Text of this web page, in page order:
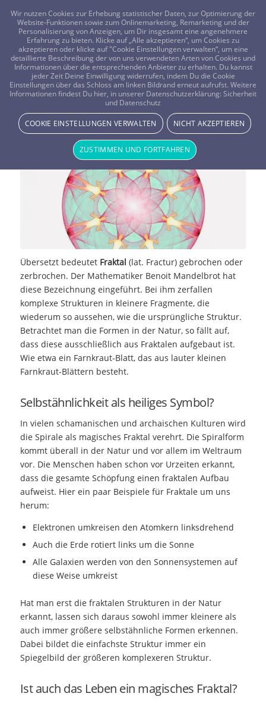
FRAGEN? KOSTENLOS ANRUFEN: 0800-8478266
Magie der mathematischen
Fraktale?
SPIRITUELLE HILFSMITTEL
Übersetzt bedeutet Fraktal (lat. Fractur) gebrochen oder
zerbrochen. Der Mathematiker Benoit Mandelbrot hat
diese Bezeichnung eingeführt. Bei ihm zerfallen
komplexe Strukturen in kleinere Fragmente, die
wiederum so aussehen, wie die ursprüngliche Struktur.
Betrachtet man die Formen in der Natur, so fällt auf,
dass diese ausschließlich aus Fraktalen aufgebaut ist.
Wie etwa ein Farnkraut-Blatt, das aus lauter kleinen
Farnkraut-Blättern besteht.
Selbstähnlichkeit als heiliges Symbol?
In vielen schamanischen und archaischen Kulturen wird
die Spirale als magisches Fraktal verehrt. Die Spiralform
kommt überall in der Natur und vor allem im Weltraum
vor. Die Menschen haben schon vor Urzeiten erkannt,
dass die gesamte Schöpfung einen fraktalen Aufbau
aufweist. Hier ein paar Beispiele für Fraktale um uns
herum:
Elektronen umkreisen den Atomkern linksdrehend
Auch die Erde rotiert links um die Sonne
Alle Galaxien werden von den Sonnensystemen auf
diese Weise umkreist
Hat man erst die fraktalen Strukturen in der Natur
erkannt, lassen sich daraus sowohl immer kleinere als
auch immer größere selbstähnliche Formen erkennen.
Dabei bildet die einfachste Struktur immer ein
Spiegelbild der größeren komplexeren Struktur.
Ist auch das Leben ein magisches Fraktal?
Wir nutzen Cookies zur Erhebung statistischer Daten, zur Optimierung der
Website-Funktionen sowie zum Onlinemarketing, Remarketing und der
Personalisierung von Anzeigen, um Dir insgesamt eine angenehmere
Erfahrung zu bieten. Klicke auf „Alle akzeptieren“, um Cookies zu
akzeptieren oder klicke auf "Cookie Einstellungen verwalten“, um eine
detaillierte Beschreibung der von uns verwendeten Arten von Cookies und
Informationen über die entsprechenden Anbieter zu erhalten. Du kannst
jeder Zeit Deine Einwilligung widerrufen, indem Du die Cookie
Einstellungen über das Schloss am linken Bildrand erneut aufrufst. Weitere
Informationen findest Du hier, in unserer Datenschutzerklärung: Sicherheit
und Datenschutz
COOKIE EINSTELLUNGEN VERWALTEN NICHT AKZEPTIEREN
ZUSTIMMEN UND FORTFAHREN